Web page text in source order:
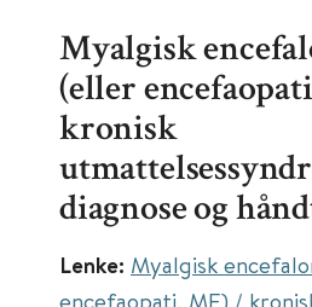
Myalgisk
(eller
kronisk
diagnose og
Lenke: Myalgisk
encefaopati, ME) /